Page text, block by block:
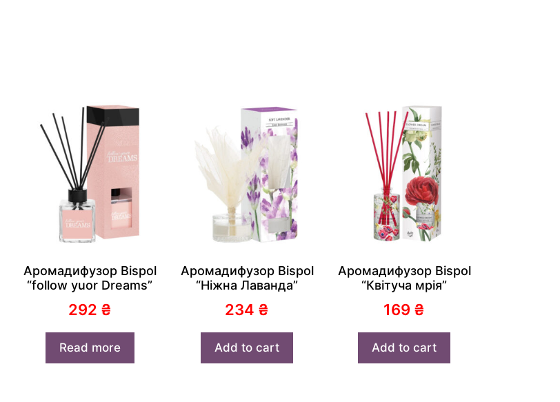
Аромадифузор Bispol
“follow yuor Dreams”
292 ₴
Read more
Аромадифузор Bispol
“Ніжна Лаванда”
234 ₴
Add to cart
Аромадифузор Bispol
“Квітуча мрія”
169 ₴
Add to cart